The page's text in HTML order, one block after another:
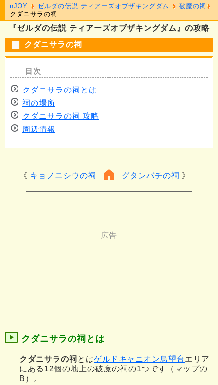
『ゼルダの伝説 ティアーズオブザキングダム』の攻略
クダニサラの祠
クダニサラの祠とは
祠の場所
クダニサラの祠 攻略
周辺情報
キョノニシウの祠 グタンバチの祠
クダニサラの祠とは
クダニサラの祠 とはゲルドキャニオン鳥望台 エリア
にある12個の地上の破魔の祠の1つです（マップの
B）。
nJOY ゼルダの伝説 ティアーズオブザキングダム
破魔の祠
クダニサラの祠